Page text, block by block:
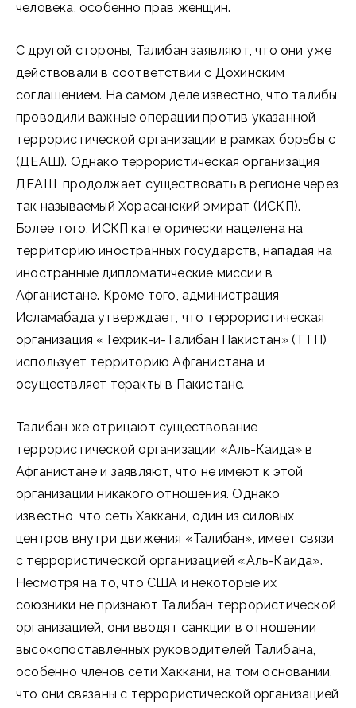
человека, особенно прав женщин.
С другой стороны, Талибан заявляют, что они уже
действовали в соответствии с Дохинским
соглашением. На самом деле известно, что талибы
проводили важные операции против указанной
террористической организации в рамках борьбы с
(ДЕАШ). Однако террористическая организация
ДЕАШ продолжает существовать в регионе через
так называемый Хорасанский эмират (ИСКП).
Более того, ИСКП категорически нацелена на
территорию иностранных государств, нападая на
иностранные дипломатические миссии в
Афганистане. Кроме того, администрация
Исламабада утверждает, что террористическая
организация «Техрик-и-Талибан Пакистан» (ТТП)
использует территорию Афганистана и
осуществляет теракты в Пакистане.
Талибан же отрицают существование
террористической организации «Аль-Каида» в
Афганистане и заявляют, что не имеют к этой
организации никакого отношения. Однако
известно, что сеть Хаккани, один из силовых
центров внутри движения «Талибан», имеет связи
с террористической организацией «Аль-Каида».
Несмотря на то, что США и некоторые их
союзники не признают Талибан террористической
организацией, они вводят санкции в отношении
высокопоставленных руководителей Талибана,
особенно членов сети Хаккани, на том основании,
что они связаны с террористической организацией